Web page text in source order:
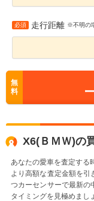
必須 走行距離 ※不明の
無
料
X6(ＢＭＷ)の
あなたの愛車を査定する
より高額な査定金額を
つカーセンサーで最新の
タイミングを見極めまし